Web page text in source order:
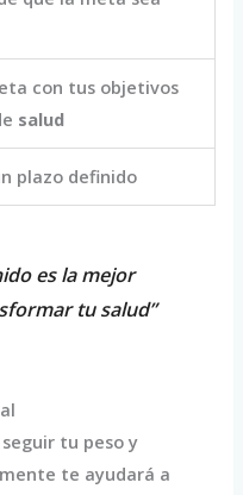
con tus objetivos
salud
plazo definido
es la mejor
tu salud”
tu peso y
te ayudará a